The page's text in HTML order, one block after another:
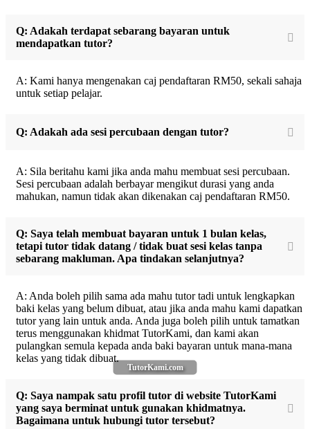
TutorKami.com
Q: Adakah terdapat sebarang bayaran untuk
mendapatkan tutor?
A: Kami hanya mengenakan caj pendaftaran RM50, sekali sahaja
untuk setiap pelajar.
Q: Adakah ada sesi percubaan dengan tutor?
A: Sila beritahu kami jika anda mahu membuat sesi percubaan.
Sesi percubaan adalah berbayar mengikut durasi yang anda
mahukan, namun tidak akan dikenakan caj pendaftaran RM50.
Q: Saya telah membuat bayaran untuk 1 bulan kelas,
tetapi tutor tidak datang / tidak buat sesi kelas tanpa
sebarang makluman. Apa tindakan selanjutnya?
A: Anda boleh pilih sama ada mahu tutor tadi untuk lengkapkan
baki kelas yang belum dibuat, atau jika anda mahu kami dapatkan
tutor yang lain untuk anda. Anda juga boleh pilih untuk tamatkan
terus menggunakan khidmat TutorKami, dan kami akan
pulangkan semula kepada anda baki bayaran untuk mana-mana
kelas yang tidak dibuat.
Q: Saya nampak satu profil tutor di website TutorKami
yang saya berminat untuk gunakan khidmatnya.
Bagaimana untuk hubungi tutor tersebut?